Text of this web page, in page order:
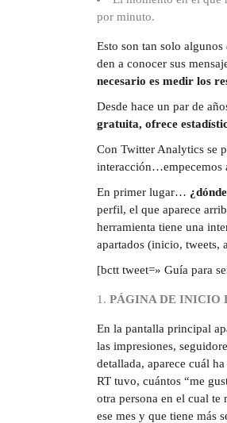
por minuto.
Esto son tan solo
den a conocer sus
necesario es medir los
Desde hace un par de
gratuita, ofrece
Con Twitter Analytics se
interacción…empecemos
En primer lugar…
perfil, el que aparece
herramienta tiene una
apartados (inicio, tweets,
[bctt tweet=» Guía para
PÁGINA DE INICIO
En la pantalla principal
las impresiones,
detallada, aparece cuál ha
RT tuvo, cuántos “me
otra persona en el cual
ese mes y que tiene más